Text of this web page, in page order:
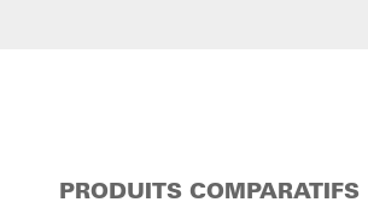
PRODUITS COMPARATIFS